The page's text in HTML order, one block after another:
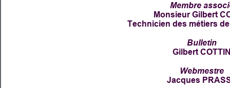
Membre
Monsieur Gilbert
Technicien des métiers
Bulletin
Gilbert
Webmestre
Jacques